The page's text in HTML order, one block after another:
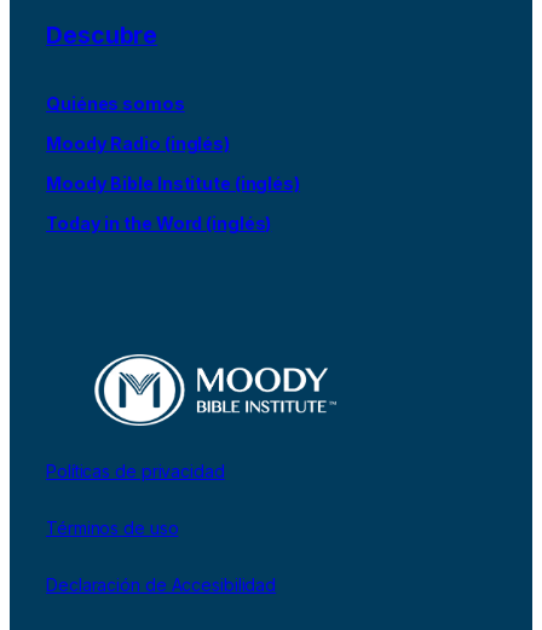
Descubre
Quiénes somos
Moody Radio (inglés)
Moody Bible Institute (inglés)
Today in the Word (inglés)
Políticas de privacidad
Términos de uso
Declaración de Accesibilidad